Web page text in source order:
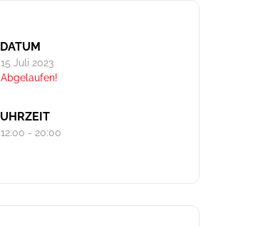
DATUM
15 Juli 2023
Abgelaufen!
UHRZEIT
12:00 - 20:00